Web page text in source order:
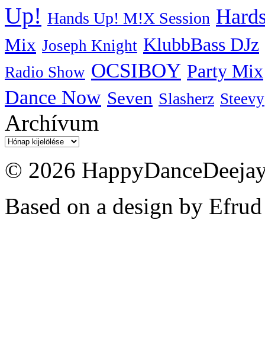
Up! Hands Up! M!X Session
Mix Joseph Knight KlubbBass DJz
Radio Show OCSIBOY Party Mix
Dance Now Seven Slasherz Steevy
Archívum
Archívum
© 2026
Based on a design by Efrud